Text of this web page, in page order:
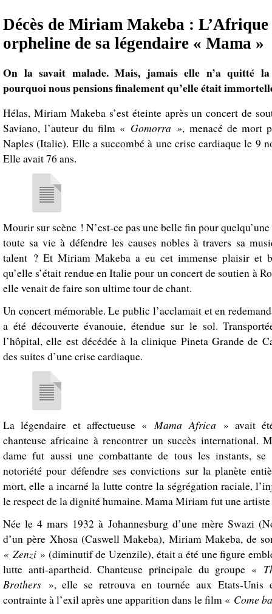
Décès de Miriam Makeba : L’Afrique
orpheline de sa légendaire « Mama »
On la savait malade. Mais, jamais elle n’a quitté la
pourquoi nous pensions finalement qu’elle était
Hélas, Miriam Makeba s’est éteinte après un concert de
Saviano, l’auteur du film « Gomorra », menacé de mort
Naples (Italie). Elle a succombé à une crise cardiaque le 9
Elle avait 76 ans.
Mourir sur scène ! N’est-ce pas une belle fin pour
toute sa vie à défendre les causes nobles à travers sa
talent ? Et Miriam Makeba a eu cet immense plaisir et
qu’elle s’était rendue en Italie pour un concert de soutien à
elle venait de faire son ultime tour de chant.
Un concert mémorable. Le public l’acclamait et en
a été découverte évanouie, étendue sur le sol.
l’hôpital, elle est décédée à la clinique Pineta Grande de
des suites d’une crise cardiaque.
La légendaire et affectueuse «Mama Africa » avait
chanteuse africaine à rencontrer un succès international.
dame fut aussi une combattante de tous les instants, se
notoriété pour défendre ses convictions sur la planète
mort, elle a incarné la lutte contre la ségrégation raciale,
le respect de la dignité humaine. Mama Miriam fut une artiste
Née le 4 mars 1932 à Johannesburg d’une mère Swazi
d’un père Xhosa (Caswell Makeba), Miriam Makeba, de
« Zenzi» (diminutif de Uzenzile), était a été une figure
lutte anti-apartheid. Chanteuse principale du groupe «
Brothers », elle se retrouva en tournée aux Etats-Unis
contrainte à l’exil après une apparition dans le film « Come